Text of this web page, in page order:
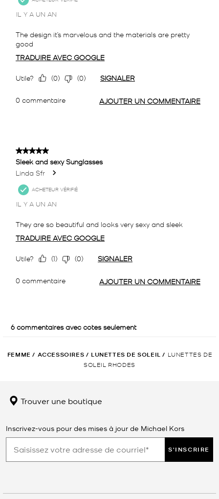
FEMME / ACCESSOIRES / LUNETTES DE SOLEIL / LUNETTES DE
SOLEIL RHODES
Trouver une boutique
Inscrivez-vous pour des mises à jour de Michael Kors
S'INSCRIRE